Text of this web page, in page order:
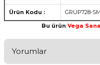
Ürün Kodu :
GRUP728-
Bu ürün Vega
Yorumlar